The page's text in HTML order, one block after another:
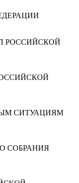
РОССИЙСКОЙ
СИТУАЦИЯМ
СОБРАНИЯ